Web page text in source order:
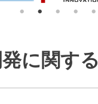
に関す